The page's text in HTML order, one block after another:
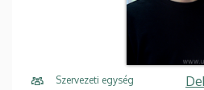
Szervezeti egység